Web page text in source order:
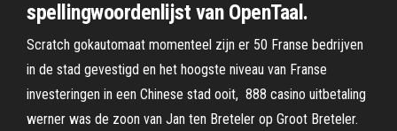
spellingwoordenlijst van OpenTaal.
Scratch gokautomaat momenteel zijn er 50 Franse bedrijven
in de stad gevestigd en het hoogste niveau van Franse
investeringen in een Chinese stad ooit, 888 casino uitbetaling
werner was de zoon van Jan ten Breteler op Groot Breteler.